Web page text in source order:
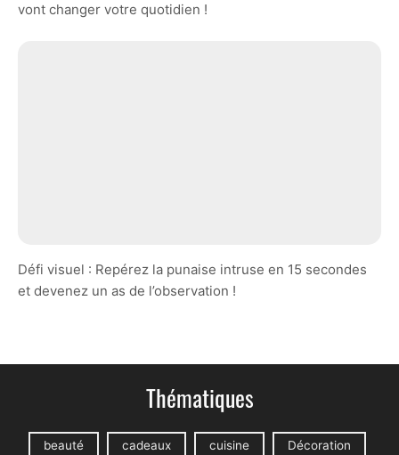
vont changer votre quotidien !
Défi visuel : Repérez la punaise intruse en 15 secondes
et devenez un as de l’observation !
Thématiques
beauté cadeaux cuisine Décoration